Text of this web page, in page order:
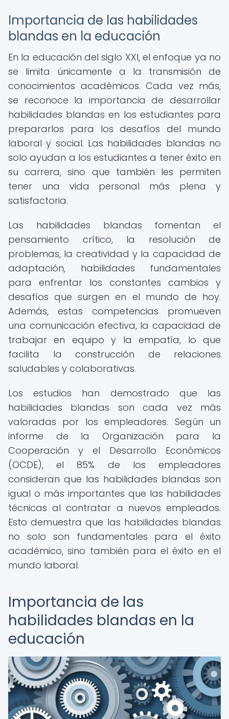
Importancia de las habilidades
blandas en la educación
En la educación del siglo XXI, el enfoque ya no
se limita únicamente a la transmisión de
conocimientos académicos. Cada vez más,
se reconoce la importancia de desarrollar
habilidades blandas en los estudiantes para
prepararlos para los desafíos del mundo
laboral y social. Las habilidades blandas no
solo ayudan a los estudiantes a tener éxito en
su carrera, sino que también les permiten
tener una vida personal más plena y
satisfactoria.
Las habilidades blandas fomentan el
pensamiento crítico, la resolución de
problemas, la creatividad y la capacidad de
adaptación, habilidades fundamentales
para enfrentar los constantes cambios y
desafíos que surgen en el mundo de hoy.
Además, estas competencias promueven
una comunicación efectiva, la capacidad de
trabajar en equipo y la empatía, lo que
facilita la construcción de relaciones
saludables y colaborativas.
Los estudios han demostrado que las
habilidades blandas son cada vez más
valoradas por los empleadores. Según un
informe de la Organización para la
Cooperación y el Desarrollo Económicos
(OCDE), el 85% de los empleadores
consideran que las habilidades blandas son
igual o más importantes que las habilidades
técnicas al contratar a nuevos empleados.
Esto demuestra que las habilidades blandas
no solo son fundamentales para el éxito
académico, sino también para el éxito en el
mundo laboral.
Importancia de las
habilidades blandas en la
educación